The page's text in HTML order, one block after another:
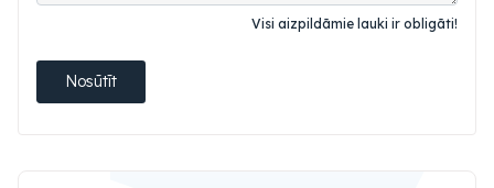
Visi aizpildāmie lauki ir obligāti!
Nosūtīt